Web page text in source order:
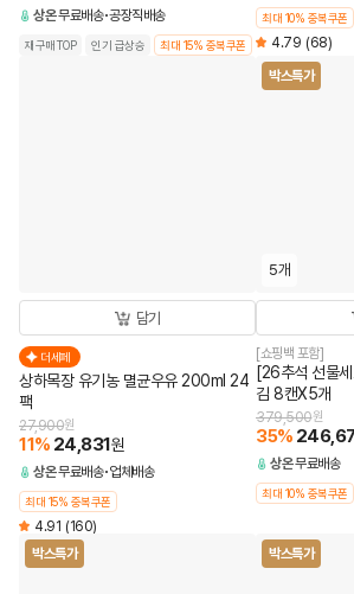
상온무료배송 공장직배송
재구매TOP 인기 급상승 최대 15% 중복쿠폰
최대 10% 중복쿠폰
4.79 (68)
담기
더세페
상하목장 유기농 멸균우유 200ml 24
팩
27,900원
11% 24,831원
상온무료배송 업체배송
최대 15% 중복쿠폰
4.91 (160)
박스특가
5개
[쇼핑백 포함]
[26추석 선물
김 8캔X5개
379,500원
35%
상온무료배송
최대 10% 중복쿠폰
박스특가 박스특가